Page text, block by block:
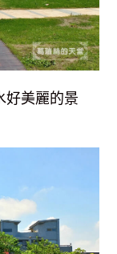
好美麗的景